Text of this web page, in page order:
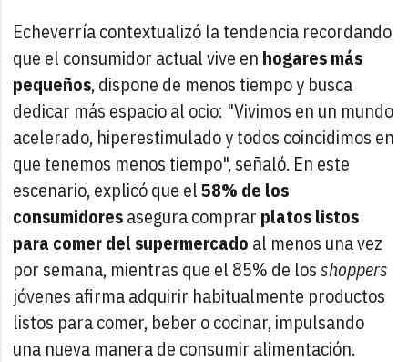
Echeverría contextualizó la tendencia recordando
que el consumidor actual vive en hogares más
pequeños, dispone de menos tiempo y busca
dedicar más espacio al ocio: "Vivimos en un mundo
acelerado, hiperestimulado y todos coincidimos en
que tenemos menos tiempo", señaló. En este
escenario, explicó que el58% de los
consumidoresasegura comprar platos listos
para comer del supermercado al menos una vez
por semana, mientras que el 85% de losshoppers
jóvenes afirma adquirir habitualmente productos
listos para comer, beber o cocinar, impulsando
una nueva manera de consumir alimentación.